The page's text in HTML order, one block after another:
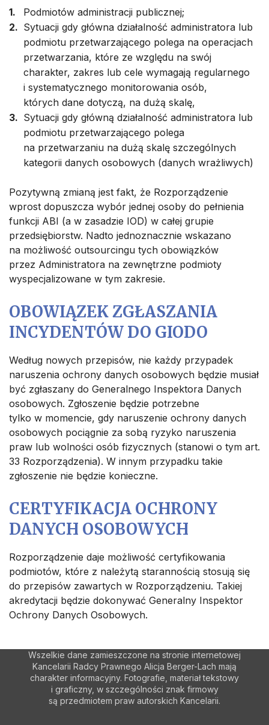
Podmiotów administracji publicznej;
Sytuacji gdy główna działalność administratora lub
podmiotu przetwarzającego polega na operacjach
przetwarzania, które ze względu na swój
charakter, zakres lub cele wymagają regularnego
i systematycznego monitorowania osób,
których dane dotyczą, na dużą skalę,
Sytuacji gdy główną działalność administratora lub
podmiotu przetwarzającego polega
na przetwarzaniu na dużą skalę szczególnych
kategorii danych osobowych (danych wrażliwych)
Pozytywną zmianą jest fakt, że Rozporządzenie
wprost dopuszcza wybór jednej osoby do pełnienia
funkcji ABI (a w zasadzie IOD) w całej grupie
przedsiębiorstw. Nadto jednoznacznie wskazano
na możliwość outsourcingu tych obowiązków
przez Administratora na zewnętrzne podmioty
wyspecjalizowane w tym zakresie.
OBOWIĄZEK ZGŁASZANIA
INCYDENTÓW DO GIODO
Według nowych przepisów, nie każdy przypadek
naruszenia ochrony danych osobowych będzie musiał
być zgłaszany do Generalnego Inspektora Danych
osobowych. Zgłoszenie będzie potrzebne
tylko w momencie, gdy naruszenie ochrony danych
osobowych pociągnie za sobą ryzyko naruszenia
praw lub wolności osób fizycznych (stanowi o tym art.
33 Rozporządzenia). W innym przypadku takie
zgłoszenie nie będzie konieczne.
CERTYFIKACJA OCHRONY
DANYCH OSOBOWYCH
Rozporządzenie daje możliwość certyfikowania
podmiotów, które z należytą starannością stosują się
do przepisów zawartych w Rozporządzeniu. Takiej
akredytacji będzie dokonywać Generalny Inspektor
Ochrony Danych Osobowych.
Wszelkie dane zamieszczone na stronie internetowej
Kancelarii Radcy Prawnego Alicja Berger-Lach mają
charakter informacyjny. Fotografie, materiał tekstowy
i graficzny, w szczególności znak firmowy
są przedmiotem praw autorskich Kancelarii.